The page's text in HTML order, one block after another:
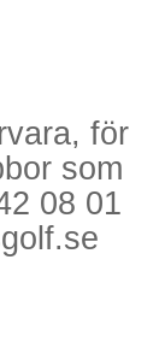
för
som
08 01